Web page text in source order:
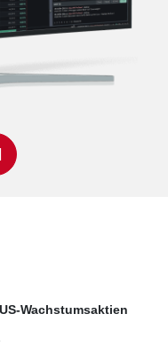
Wachstumsaktien